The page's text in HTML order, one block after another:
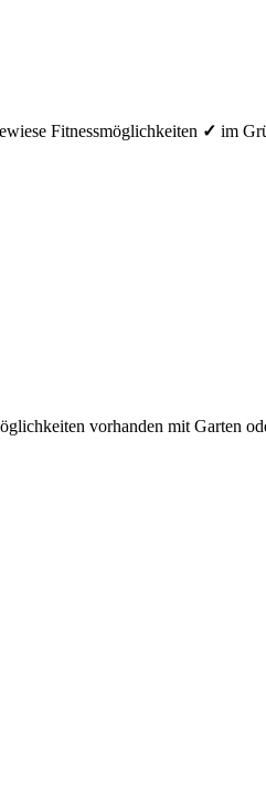
Fitnessmöglichkeiten ✓ im
vorhanden mit Garten